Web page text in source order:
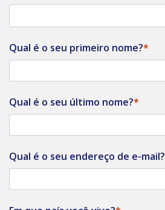
Qual é o seu primeiro nome?
Qual é o seu último nome?
Qual é o seu endereço de e-mail?